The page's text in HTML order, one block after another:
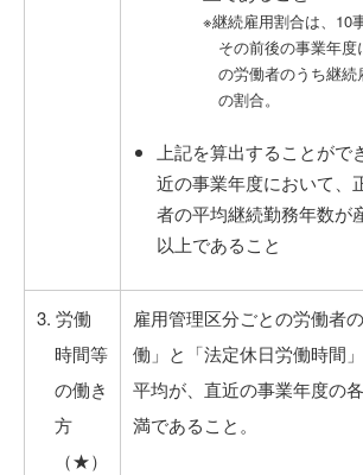
※継続雇用割合は、10
その前後の事業年
の労働者のうち継
の割合。
上記を算出することがで
近の事業年度において、
者の平均継続勤務年数が
以上であること
3. 労働
時間等
の働き
方
（★）
雇用管理区分ごとの労働者
働」と「法定休日労働時間
平均が、直近の事業年度の
満であること。